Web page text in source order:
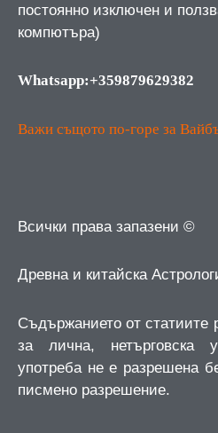
постоянно изключен и
компютъра)
Whatsapp:+359879629382
Важи същото по-горе за
Всички права запазени ©
Древна и китайска
Съдържанието от статиите
за лична, нетърговска
употреба не е разрешена
писмено разрешение.